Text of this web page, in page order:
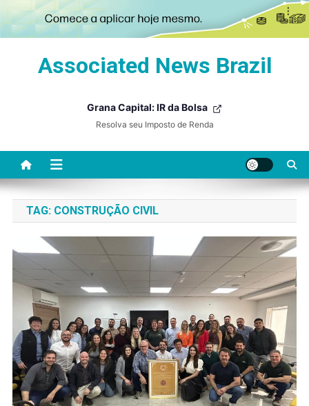
Associated News Brazil
Grana Capital: IR da Bolsa
Resolva seu Imposto de Renda
TAG: CONSTRUÇÃO CIVIL